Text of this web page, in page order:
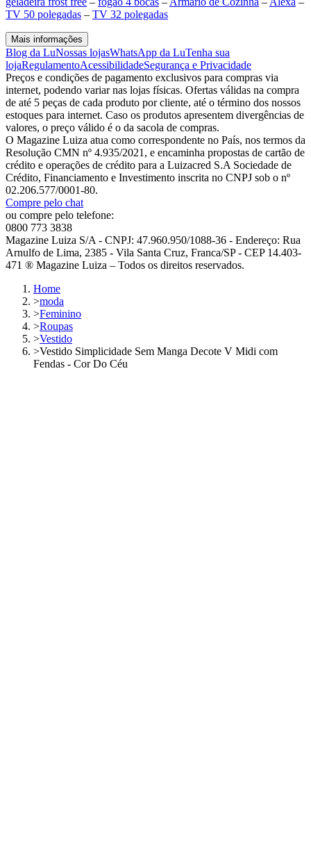
TV 50 polegadas – TV 32 polegadas
Mais informações
Blog da LuNossas lojasWhatsApp da LuTenha sua
lojaRegulamentoAcessibilidadeSegurança e Privacidade
Preços e condições de pagamento exclusivos para compras via
internet, podendo variar nas lojas físicas. Ofertas válidas na compra
de até 5 peças de cada produto por cliente, até o término dos nossos
estoques para internet. Caso os produtos apresentem divergências de
valores, o preço válido é o da sacola de compras.
O Magazine Luiza atua como correspondente no País, nos termos da
Resolução CMN nº 4.935/2021, e encaminha propostas de cartão de
crédito e operações de crédito para a Luizacred S.A Sociedade de
Crédito, Financiamento e Investimento inscrita no CNPJ sob o nº
02.206.577/0001-80.
Compre pelo chat
ou compre pelo telefone:
0800 773 3838
Magazine Luiza S/A - CNPJ: 47.960.950/1088-36 - Endereço: Rua
Arnulfo de Lima, 2385 - Vila Santa Cruz, Franca/SP - CEP 14.403-
471 ® Magazine Luiza – Todos os direitos reservados.
Home
>moda
>Feminino
>Roupas
>Vestido
>Vestido Simplicidade Sem Manga Decote V Midi com
Fendas - Cor Do Céu